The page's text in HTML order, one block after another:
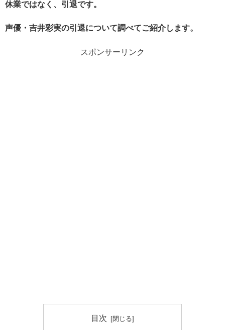
休業ではなく、引退です。
声優・吉井彩実の引退について調べてご紹介します。
スポンサーリンク
目次